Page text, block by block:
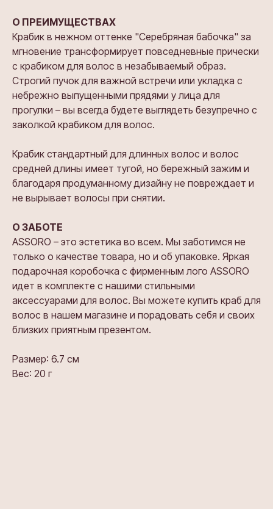
О ПРЕИМУЩЕСТВАХ
Крабик в нежном оттенке "Серебряная бабочка" за
мгновение трансформирует повседневные прически
с крабиком для волос в незабываемый образ.
Строгий пучок для важной встречи или укладка с
небрежно выпущенными прядями у лица для
прогулки – вы всегда будете выглядеть безупречно с
заколкой крабиком для волос.
Крабик стандартный для длинных волос и волос
средней длины имеет тугой, но бережный зажим и
благодаря продуманному дизайну не повреждает и
не вырывает волосы при снятии.
О ЗАБОТЕ
ASSORO – это эстетика во всем. Мы заботимся не
только о качестве товара, но и об упаковке. Яркая
подарочная коробочка с фирменным лого ASSORO
идет в комплекте с нашими стильными
аксессуарами для волос. Вы можете купить краб для
волос в нашем магазине и порадовать себя и своих
близких приятным презентом.
Размер: 6.7 см
Вес: 20 г